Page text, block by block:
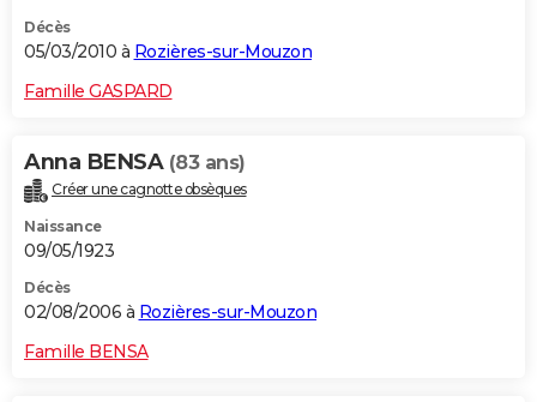
Décès
05/03/2010 à Rozières-sur-Mouzon
Famille GASPARD
Anna BENSA (83 ans)
Créer une cagnotte obsèques
Naissance
09/05/1923
Décès
02/08/2006 à Rozières-sur-Mouzon
Famille BENSA